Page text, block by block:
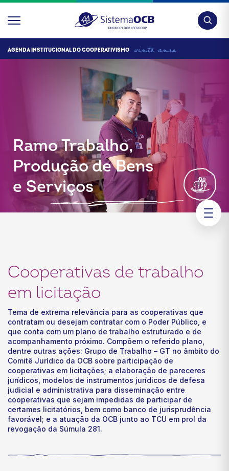
AGENDA INSTITUCIONAL DO COOPERATIVISMO
Ramo Trabalho,
Produção de Bens
e Serviços
Cooperativas de trabalho
em licitação
Tema de extrema relevância para as cooperativas que
contratam ou desejam contratar com o Poder Público, e
que conta com um plano de trabalho estruturado e de
acompanhamento próximo. Compõem o referido plano,
dentre outras ações: Grupo de Trabalho – GT no âmbito do
Comitê Jurídico da OCB sobre participação de
cooperativas em licitações; a elaboração de pareceres
jurídicos, modelos de instrumentos jurídicos de defesa
judicial e administrativa para disseminação entre
cooperativas que sejam impedidas de participar de
certames licitatórios, bem como banco de jurisprudência
favorável; e a atuação da OCB junto ao TCU em prol da
revogação da Súmula 281.